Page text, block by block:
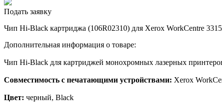
Подать заявку
Чип Hi-Black картриджа (106R02310) для Xerox WorkCentre
Дополнительная информация о товаре:
Чип Hi-Black для картриджей монохромных лазерных
Совместимость с печатающими устройствами: Xerox
Цвет: черный, Black